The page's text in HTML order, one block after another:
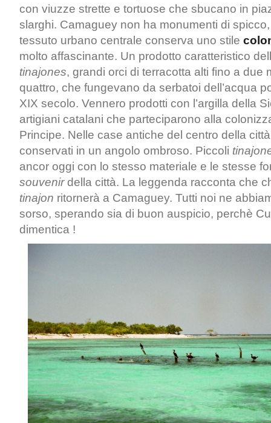
con viuzze strette e tortuose che sbucano in
slarghi. Camaguey non ha monumenti di
tessuto urbano centrale conserva uno stile
molto affascinante. Un prodotto caratteristico
tinajones, grandi orci di terracotta alti fino a due
quattro, che fungevano da serbatoi dell’acqua
XIX secolo. Vennero prodotti con l’argilla della
artigiani catalani che parteciparono alla
Principe. Nelle case antiche del centro della
conservati in un angolo ombroso. Piccoli
ancor oggi con lo stesso materiale e le stesse
souvenirdella città. La leggenda racconta che
tinajon ritornerà a Camaguey. Tutti noi ne
sorso, sperando sia di buon auspicio, perchè
dimentica !